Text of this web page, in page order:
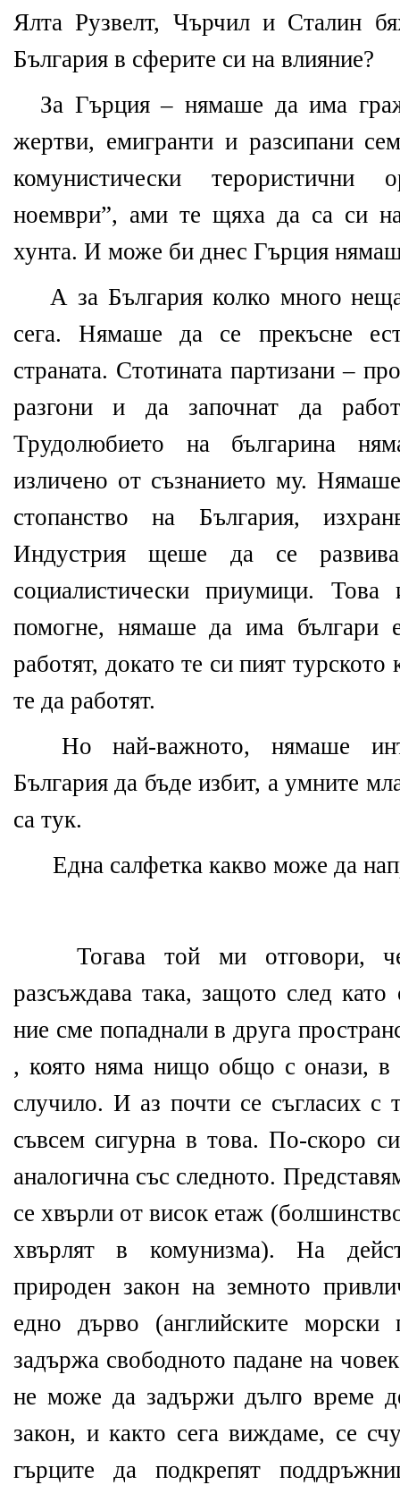
Ялта Рузвелт, Чърчил и Сталин
България в сферите си на влияние?
За Гърция – нямаше да има
жертви, емигранти и разсипани
комунистически терористични
ноември”, ами те щяха да са си
хунта. И може би днес Гърция
А за България колко много
сега. Нямаше да се прекъсне
страната. Стотината партизани –
разгони и да започнат да
Трудолюбието на българина
изличено от съзнанието му.
стопанство на България,
Индустрия щеше да се
социалистически приумици.
помогне, нямаше да има българи
работят, докато те си пият
те да работят.
Но най-важното, нямаше
България да бъде избит, а умните
са тук.
Една салфетка какво може да
Тогава той ми отговори,
разсъждава така, защото след
ние сме попаднали в друга
, която няма нищо общо с онази, в
случило. И аз почти се съгласих с
съвсем сигурна в това. По-скоро
аналогична със следното.
се хвърли от висок етаж
хвърлят в комунизма). На
природен закон на земното
едно дърво (английските морски
задържа свободното падане на
не може да задържи дълго време
закон, и както сега виждаме, се
гърците да подкрепят